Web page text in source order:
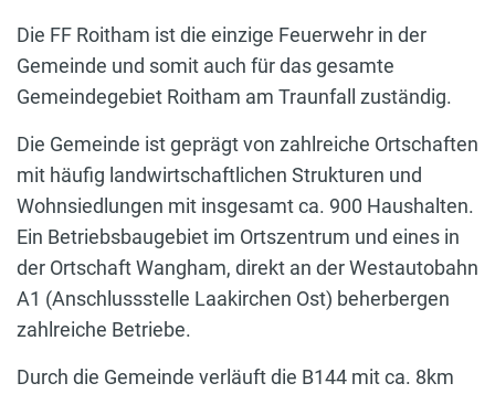
Die FF Roitham ist die einzige Feuerwehr in der
Gemeinde und somit auch für das gesamte
Gemeindegebiet Roitham am Traunfall zuständig.
Die Gemeinde ist geprägt von zahlreiche Ortschaften
mit häufig landwirtschaftlichen Strukturen und
Wohnsiedlungen mit insgesamt ca. 900 Haushalten.
Ein Betriebsbaugebiet im Ortszentrum und eines in
der Ortschaft Wangham, direkt an der Westautobahn
A1 (Anschlussstelle Laakirchen Ost) beherbergen
zahlreiche Betriebe.
Durch die Gemeinde verläuft die B144 mit ca. 8km